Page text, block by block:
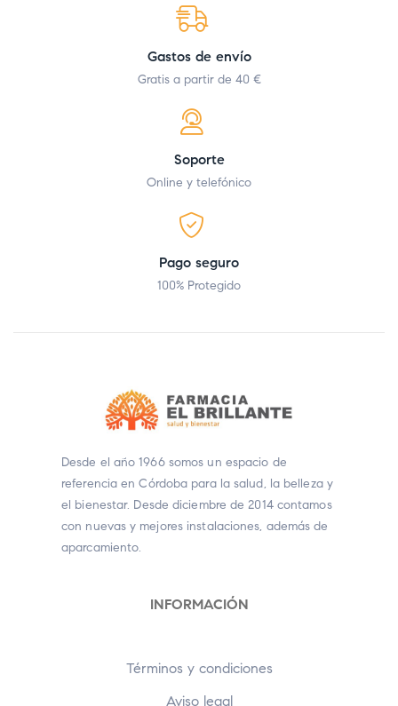
Gastos de envío
Gratis a partir de 40 €
Soporte
Online y telefónico
Pago seguro
100% Protegido
Desde el año 1966 somos un espacio de
referencia en Córdoba para la salud, la belleza y
el bienestar. Desde diciembre de 2014 contamos
con nuevas y mejores instalaciones, además de
aparcamiento.
INFORMACIÓN
Términos y condiciones
Aviso legal